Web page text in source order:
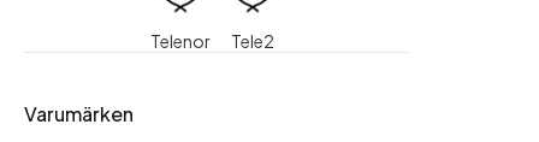
Telenor Tele2
Varumärken